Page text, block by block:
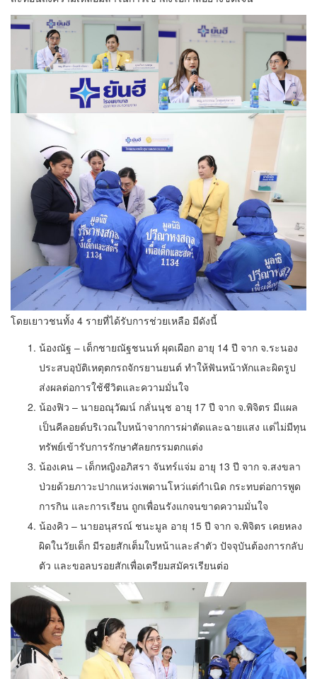
โดยเยาวชนทั้ง 4 รายที่ได้รับการช่วยเหลือ มีดังนี้
น้องณัฐ – เด็กชายณัฐชนนท์ ผุดเผือก อายุ 14 ปี จาก จ.ระนอง
ประสบอุบัติเหตุตกรถจักรยานยนต์ ทำให้ฟันหน้าหักและผิดรูป
ส่งผลต่อการใช้ชีวิตและความมั่นใจ
น้องฟิว – นายอณุวัฒน์ กลั่นนุช อายุ 17 ปี จาก จ.พิจิตร มีแผล
เป็นคีลอยด์บริเวณใบหน้าจากการผ่าตัดและฉายแสง แต่ไม่มีทุน
ทรัพย์เข้ารับการรักษาศัลยกรรมตกแต่ง
น้องเคน – เด็กหญิงอภิสรา จันทร์แจ่ม อายุ 13 ปี จาก จ.สงขลา
ป่วยด้วยภาวะปากแหว่งเพดานโหว่แต่กำเนิด กระทบต่อการพูด
การกิน และการเรียน ถูกเพื่อนรังแกจนขาดความมั่นใจ
น้องคิว – นายอนุสรณ์ ชนะมูล อายุ 15 ปี จาก จ.พิจิตร เคยหลง
ผิดในวัยเด็ก มีรอยสักเต็มใบหน้าและลำตัว ปัจจุบันต้องการกลับ
ตัว และขอลบรอยสักเพื่อเตรียมสมัครเรียนต่อ